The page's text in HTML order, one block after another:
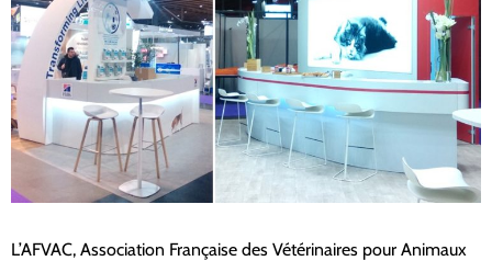
L’AFVAC, Association Française des Vétérinaires pour Animaux